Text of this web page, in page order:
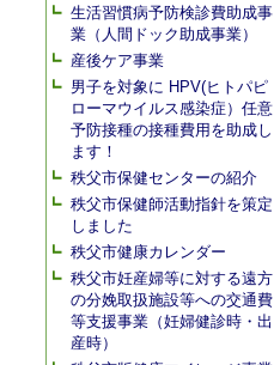
生活習慣病予防検診費助成事
業（人間ドック助成事業）
産後ケア事業
男子を対象に HPV(ヒトパピ
ローマウイルス感染症）任意
予防接種の接種費用を助成し
ます！
秩父市保健センターの紹介
秩父市保健師活動指針を策定
しました
秩父市健康カレンダー
秩父市妊産婦等に対する遠方
の分娩取扱施設等への交通費
等支援事業（妊婦健診時・出
産時）